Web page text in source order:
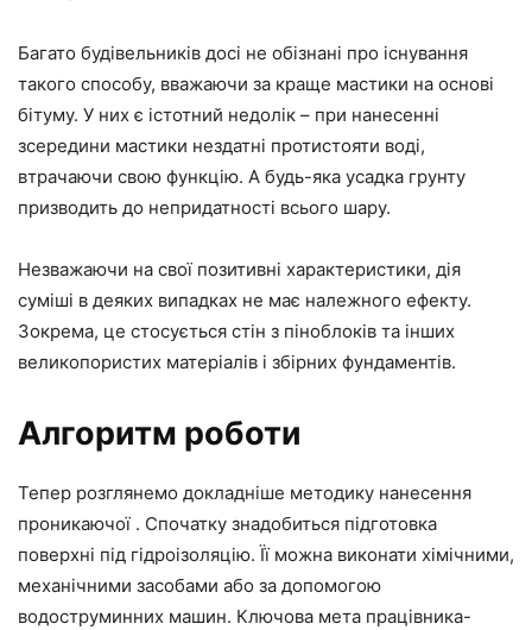
Багато будівельників досі не обізнані про існування
такого способу, вважаючи за краще мастики на основі
бітуму. У них є істотний недолік – при нанесенні
зсередини мастики нездатні протистояти воді,
втрачаючи свою функцію. А будь-яка усадка грунту
призводить до непридатності всього шару.
Незважаючи на свої позитивні характеристики, дія
суміші в деяких випадках не має належного ефекту.
Зокрема, це стосується стін з піноблоків та інших
великопористих матеріалів і збірних фундаментів.
Алгоритм роботи
Тепер розглянемо докладніше методику нанесення
проникаючої . Спочатку знадобиться підготовка
поверхні під гідроізоляцію. Її можна виконати хімічними,
механічними засобами або за допомогою
водоструминних машин. Ключова мета працівника-